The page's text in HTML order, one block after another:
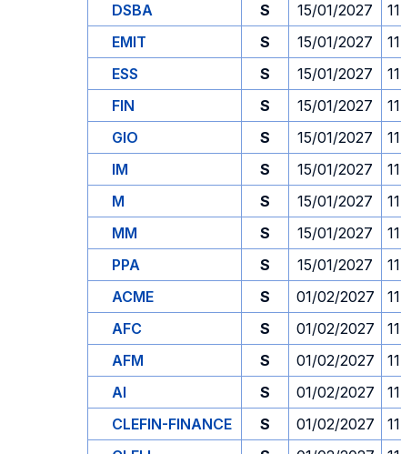
DSBA
S 15/01/2027
EMIT
S 15/01/2027
ESS
S 15/01/2027
FIN
S 15/01/2027
GIO
S 15/01/2027
IM
S 15/01/2027
M
S 15/01/2027
MM
S 15/01/2027
PPA
S 15/01/2027
ACME
S 01/02/2027
AFC
S 01/02/2027
AFM
S 01/02/2027
AI
S 01/02/2027
CLEFIN-FINANCE
S 01/02/2027